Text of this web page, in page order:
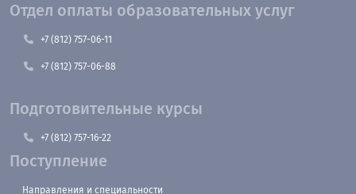
Отдел оплаты образовательных услуг
+7 (812) 757-06-11
+7 (812) 757-06-88
Подготовительные курсы
+7 (812) 757-16-22
Поступление
Направления и специальности